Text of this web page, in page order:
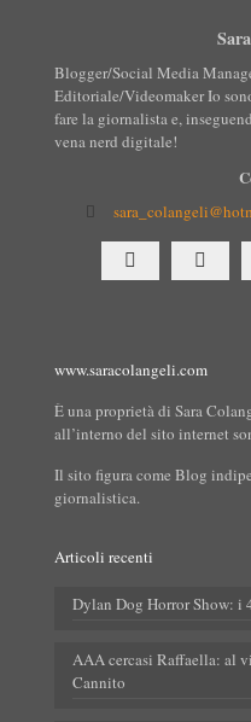
Blogger/Social Media
Editoriale/Videomaker Io
fare la giornalista e,
vena nerd digitale!
www.saracolangeli.com
È una proprietà di Sara
all’interno del sito internet
Il sito figura come Blog
giornalistica.
Articoli recenti
Dylan Dog Horror Show: i
AAA cercasi Raffaella: al
Cannito